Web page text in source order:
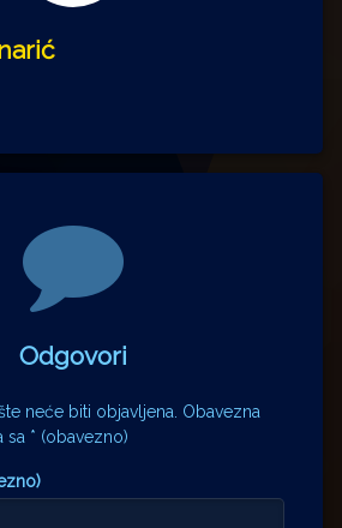
Odgovori
neće biti objavljena. Obavezna
sa * (obavezno)